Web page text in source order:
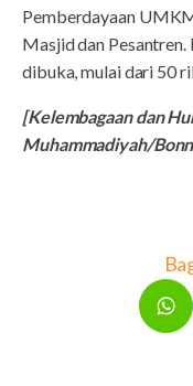
Pemberdayaan
Masjid dan
dibuka, mulai dari 50
[Kelembagaan dan
Muhammadiyah/